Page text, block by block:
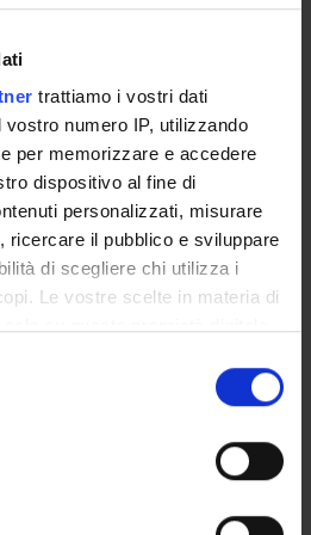
trattiamo i vostri dati
numero IP, utilizzando
per memorizzare e accedere
dispositivo al fine di
personalizzati, misurare
ricercare il pubblico e sviluppare
di scegliere chi utilizza i
Le vostre scelte in materia di
consenso in qualsiasi
sui cookie o facendo clic
sulla tua posizione
Extinct ancient or medieval
(General): Epic poetry
(General): Comparative
Middle High German, ca. 1050-